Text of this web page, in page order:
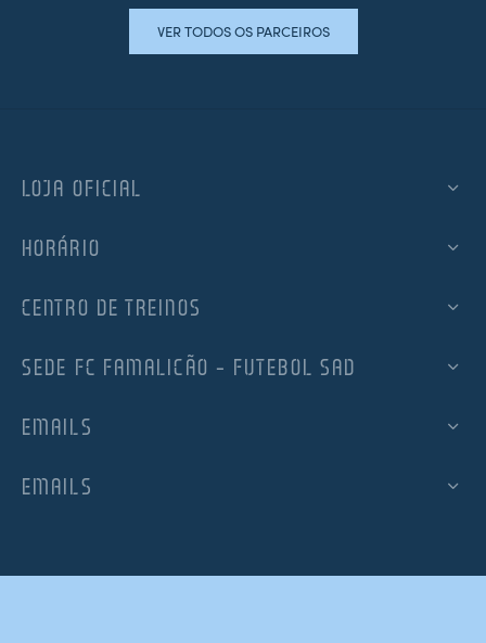
VER TODOS OS PARCEIROS
LOJA OFICIAL
HORÁRIO
CENTRO DE TREINOS
SEDE FC FAMALICÃO – FUTEBOL SAD
EMAILS
EMAILS